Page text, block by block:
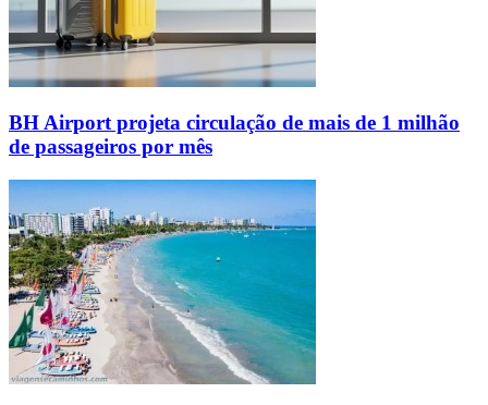
BH Airport projeta circulação de mais de 1 milhão
de passageiros por mês